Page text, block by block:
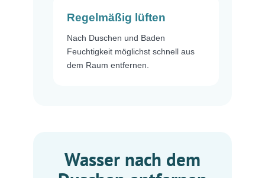
Regelmäßig lüften
Nach Duschen und Baden
Feuchtigkeit möglichst schnell aus
dem Raum entfernen.
Wasser nach dem